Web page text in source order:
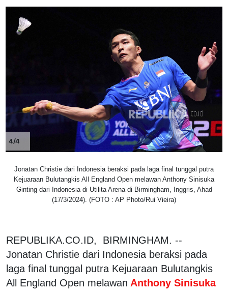
4/4
Jonatan Christie dari Indonesia beraksi pada laga final tunggal putra
Kejuaraan Bulutangkis All England Open melawan Anthony Sinisuka
Ginting dari Indonesia di Utilita Arena di Birmingham, Inggris, Ahad
(17/3/2024). (FOTO : AP Photo/Rui Vieira)
REPUBLIKA.CO.ID, BIRMINGHAM. --
Jonatan Christie dari Indonesia beraksi pada
laga final tunggal putra Kejuaraan Bulutangkis
All England Open melawan Anthony Sinisuka